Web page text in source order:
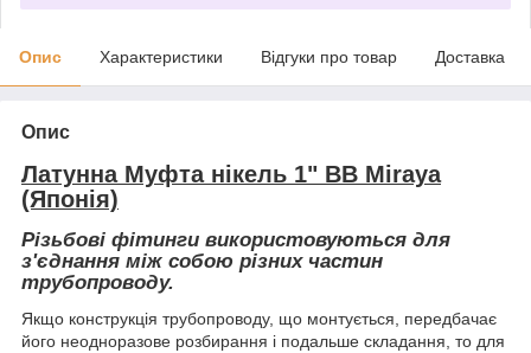
Опис Характеристики Відгуки про товар Доставка
Опис
Латунна Муфта нікель 1" ВВ Miraya
(Японія)
Різьбові фітинги використовуються для
з'єднання між собою різних частин
трубопроводу.
Якщо конструкція трубопроводу, що монтується, передбачає
його неодноразове розбирання і подальше складання, то для